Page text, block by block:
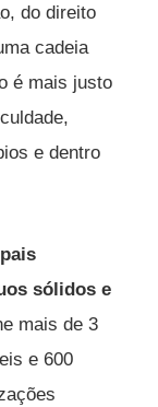
do direito
cadeia
é mais justo
e dentro
sólidos e
mais de 3
e 600